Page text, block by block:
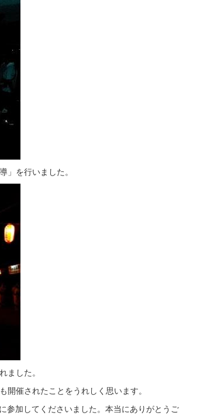
」を行いました。
ました。
催されたことをうれしく思います。
参加してくださいました。本当にありがとうご